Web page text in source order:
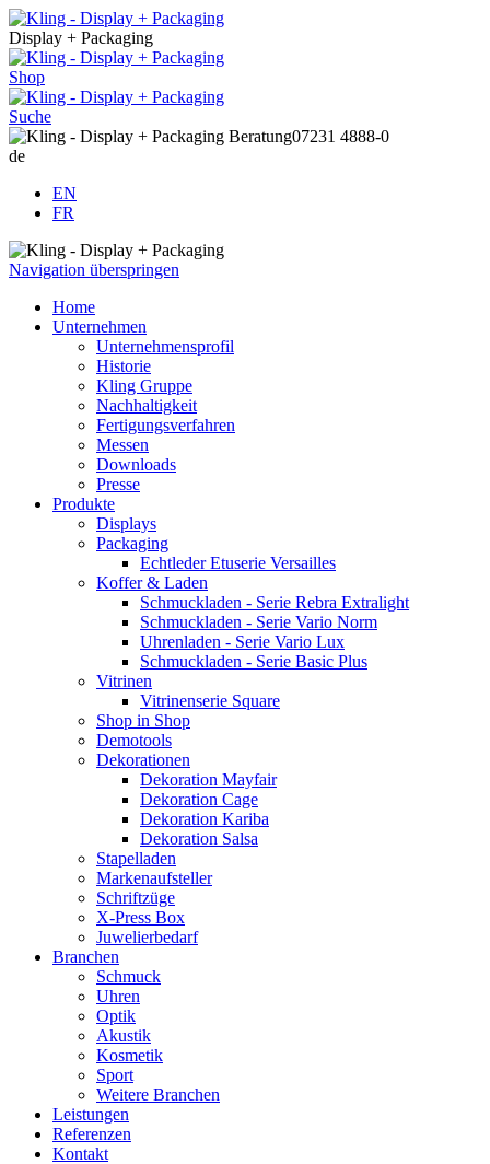
Display + Packaging
Shop
Suche
Beratung07231 4888-0
de
EN
FR
Navigation überspringen
Home
Unternehmen
Unternehmensprofil
Historie
Kling Gruppe
Nachhaltigkeit
Fertigungsverfahren
Messen
Downloads
Presse
Produkte
Displays
Packaging
Echtleder Etuserie Versailles
Koffer & Laden
Schmuckladen - Serie Rebra Extralight
Schmuckladen - Serie Vario Norm
Uhrenladen - Serie Vario Lux
Schmuckladen - Serie Basic Plus
Vitrinen
Vitrinenserie Square
Shop in Shop
Demotools
Dekorationen
Dekoration Mayfair
Dekoration Cage
Dekoration Kariba
Dekoration Salsa
Stapelladen
Markenaufsteller
Schriftzüge
X-Press Box
Juwelierbedarf
Branchen
Schmuck
Uhren
Optik
Akustik
Kosmetik
Sport
Weitere Branchen
Leistungen
Referenzen
Kontakt